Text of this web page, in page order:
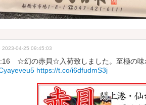
2023-04-25 09:45:03
☆幻の赤貝☆入荷致しました。至極の
https://t.co/i6dfudmS3j